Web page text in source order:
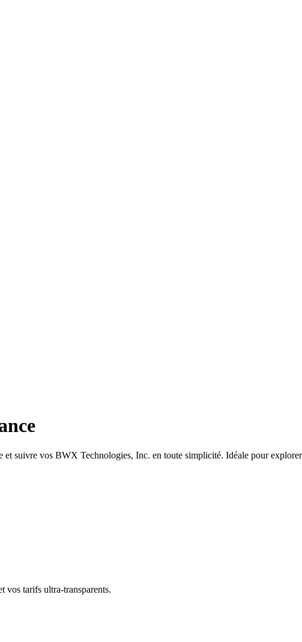
suivre vos BWX Technologies, Inc. en toute simplicité. Idéale pour explorer
vos tarifs ultra-transparents.